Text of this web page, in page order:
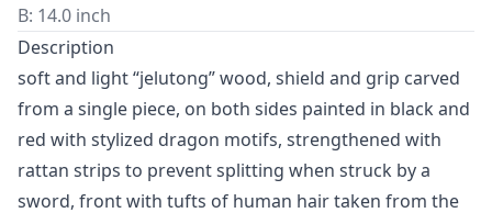
B: 14.0 inch
Description
soft and light “jelutong” wood, shield and grip carved
from a single piece, on both sides painted in black and
red with stylized dragon motifs, strengthened with
rattan strips to prevent splitting when struck by a
sword, front with tufts of human hair taken from the